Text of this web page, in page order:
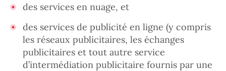
des services en nuage, et
des services de publicité en ligne (y compris
les réseaux publicitaires, les échanges
publicitaires et tout autre service
d’intermédiation publicitaire fournis par une